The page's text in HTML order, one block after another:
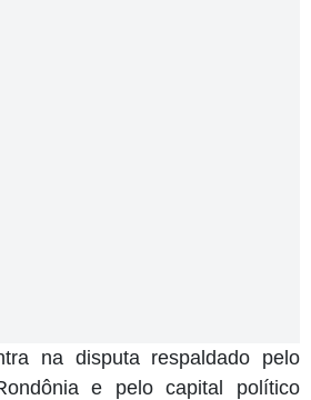
na disputa respaldado pelo
e pelo capital político